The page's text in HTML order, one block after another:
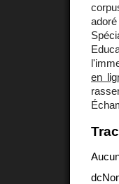
en